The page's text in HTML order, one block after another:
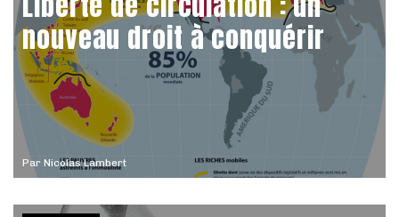
Par Nicolas Lambert
nouveau droit à conquérir